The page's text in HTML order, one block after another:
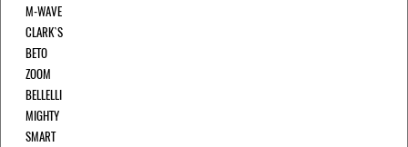
M-WAVE
CLARK`S
BETO
ZOOM
BELLELLI
MIGHTY
SMART